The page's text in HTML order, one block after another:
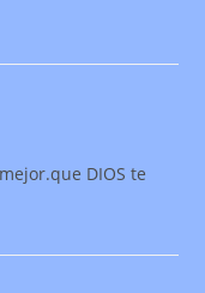
DIOS te